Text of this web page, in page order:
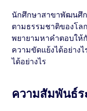
นักศึกษาสาขาพัฒนศึ
ตามธรรมชาติของโล
พยายามหาคำตอบให้
ความขัดแย้งได้อย่าง
ได้อย่างไร
ความสัมพันธ์ร